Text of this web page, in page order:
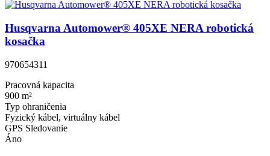
Husqvarna Automower® 405XE NERA robotická
kosačka
970654311
Pracovná kapacita
900 m²
Typ ohraničenia
Fyzický kábel, virtuálny kábel
GPS Sledovanie
Áno